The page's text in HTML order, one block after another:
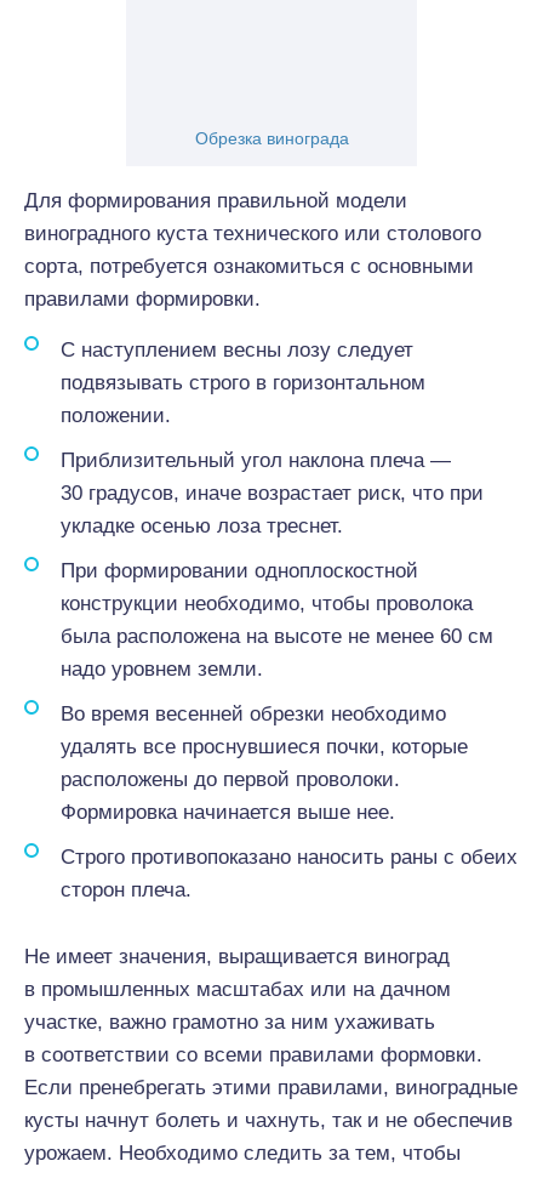
Обрезка винограда
Для формирования правильной модели
виноградного куста технического или столового
сорта, потребуется ознакомиться с основными
правилами формировки.
С наступлением весны лозу следует
подвязывать строго в горизонтальном
положении.
Приблизительный угол наклона плеча —
30 градусов, иначе возрастает риск, что при
укладке осенью лоза треснет.
При формировании одноплоскостной
конструкции необходимо, чтобы проволока
была расположена на высоте не менее 60 см
надо уровнем земли.
Во время весенней обрезки необходимо
удалять все проснувшиеся почки, которые
расположены до первой проволоки.
Формировка начинается выше нее.
Строго противопоказано наносить раны с обеих
сторон плеча.
Не имеет значения, выращивается виноград
в промышленных масштабах или на дачном
участке, важно грамотно за ним ухаживать
в соответствии со всеми правилами формовки.
Если пренебрегать этими правилами, виноградные
кусты начнут болеть и чахнуть, так и не обеспечив
урожаем. Необходимо следить за тем, чтобы